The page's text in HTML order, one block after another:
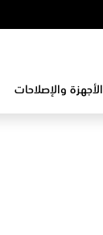
الأجهزة والإصلاحات